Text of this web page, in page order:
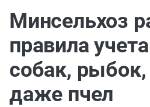
отношений
Минсельхоз
правила
собак, рыбок,
даже пчел